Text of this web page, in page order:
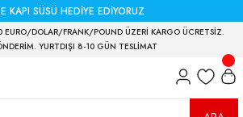
KAPI SÜSÜ HEDİYE EDİYORUZ
EURO/DOLAR/FRANK/POUND ÜZERİ KARGO ÜCRETSİZ.
YURTDIŞI 8-10 GÜN TESLİMAT